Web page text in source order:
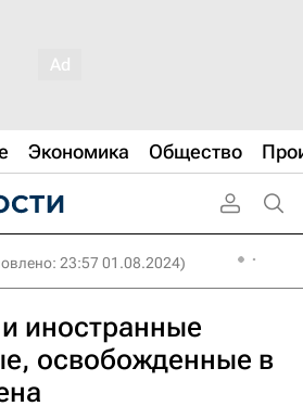
Экономика Общество
23:57 01.08.2024)
иностранные
освобожденные в